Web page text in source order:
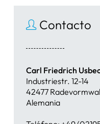
Contacto
Carl Friedrich
Industriestr. 12-14
42477
Alemania